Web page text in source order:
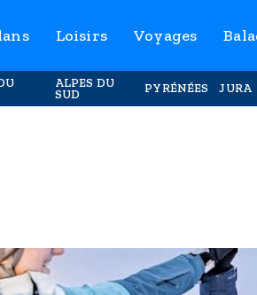
Loisirs Voyages
ALPES DU
SUD
PYRÉNÉES JURA